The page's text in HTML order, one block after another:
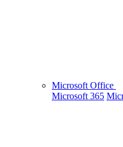
Microsoft Office
Microsoft 365